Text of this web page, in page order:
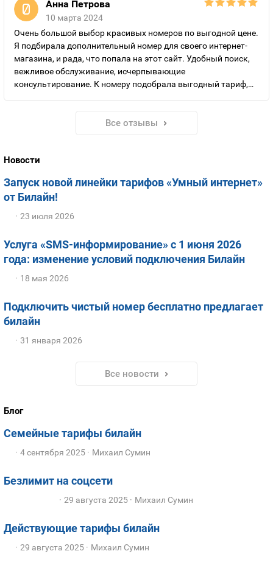
Анна Петрова
10 марта 2024
Очень большой выбор красивых номеров по выгодной цене.
Я подбирала дополнительный номер для своего интернет-
магазина, и рада, что попала на этот сайт. Удобный поиск,
вежливое обслуживание, исчерпывающие
консультирование. К номеру подобрала выгодный тариф,
Все отзывы
Новости
Запуск новой линейки тарифов «Умный интернет»
от Билайн!
23 июля 2026
Услуга «SMS-информирование» с 1 июня 2026
года: изменение условий подключения Билайн
18 мая 2026
Подключить чистый номер бесплатно предлагает
билайн
31 января 2026
Все новости
Блог
Семейные тарифы билайн
4 сентября 2025 Михаил Сумин
Безлимит на соцсети
29 августа 2025 Михаил Сумин
Действующие тарифы билайн
29 августа 2025 Михаил Сумин